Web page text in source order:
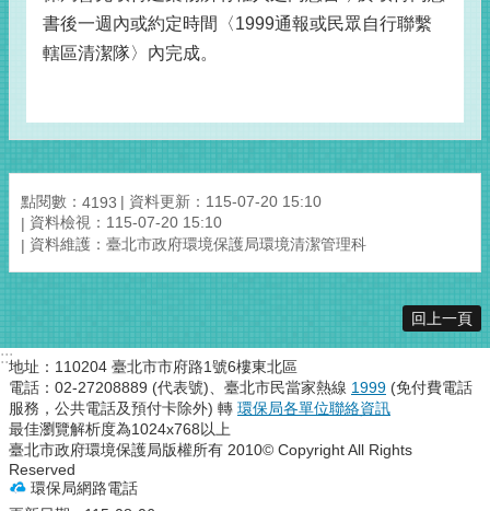
書後一週內或約定時間〈1999通報或民眾自行聯繫
轄區清潔隊〉內完成。
點閱數： 4193
資料更新：115-07-20 15:10
資料檢視：115-07-20 15:10
資料維護：臺北市政府環境保護局環境清潔管理科
回上一頁
:::地址：110204 臺北市市府路1號6樓東北區
電話：02-27208889 (代表號)、臺北市民當家熱線 1999 (免付費電話
服務，公共電話及預付卡除外) 轉 環保局各單位聯絡資訊
最佳瀏覽解析度為1024x768以上
臺北市政府環境保護局版權所有 2010© Copyright All Rights
Reserved
環保局網路電話